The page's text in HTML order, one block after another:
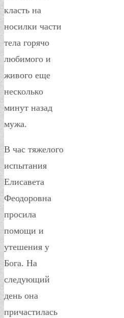
класть на
носилки части
тела горячо
любимого и
живого еще
несколько
минут назад
мужа.
В час тяжелого
испытания
Елисавета
Феодоровна
просила
помощи и
утешения у
Бога. На
следующий
день она
причастилась